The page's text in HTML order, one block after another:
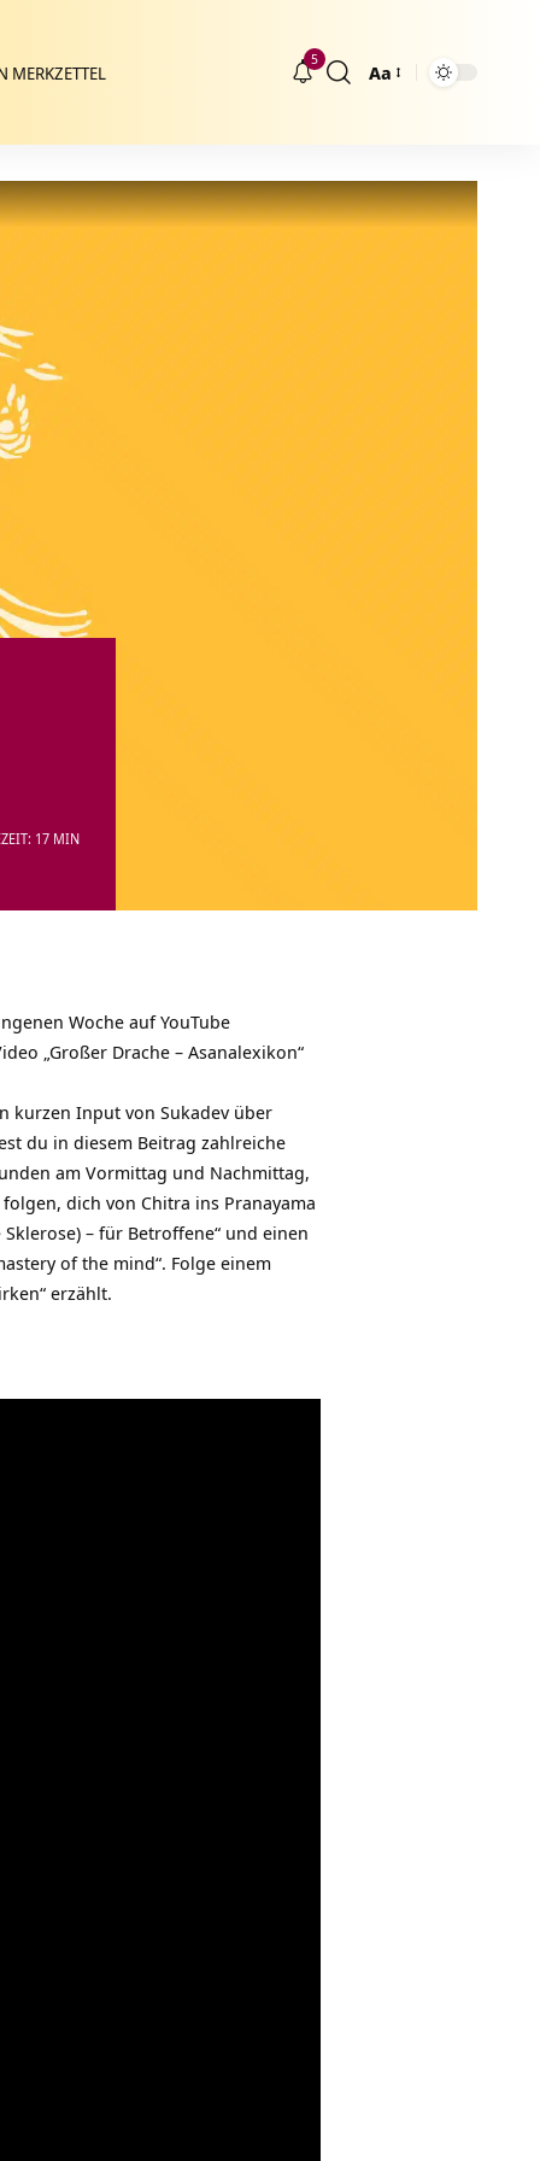
MERKZETTEL
5
Größenänderung
Aa
17 MIN
Woche auf YouTube
„Großer Drache – Asanalexikon“
kurzen Input von Sukadev über
du in diesem Beitrag zahlreiche
am Vormittag und Nachmittag,
dich von Chitra ins Pranayama
– für Betroffene“ und einen
of the mind“. Folge einem
erzählt.